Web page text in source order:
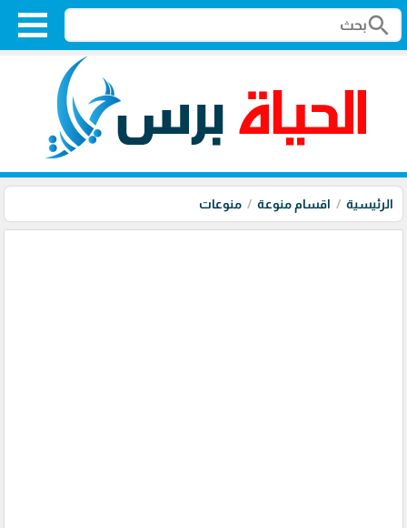
search
الرئيسية اقسام منوعة منوعات